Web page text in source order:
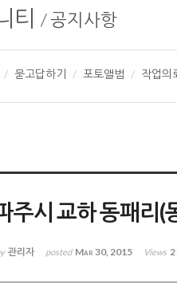
티 /공지사항
묻고답하기 포토앨범 작업의
주시 교하 동패리(
관리자 posted Mar 30, 2015 Views